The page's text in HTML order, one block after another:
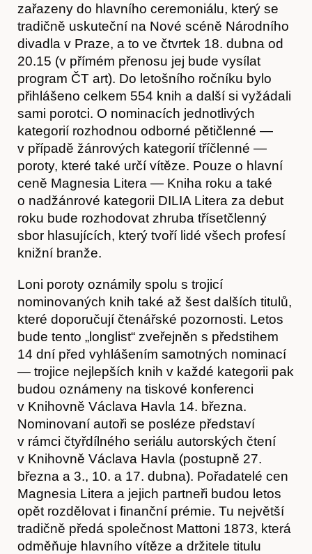
Časopis
Hostcast
zařazeny do hlavního ceremoniálu, který se
tradičně uskuteční na Nové scéně Národního
divadla v Praze, a to ve čtvrtek 18. dubna od
20.15 (v přímém přenosu jej bude vysílat
program ČT art). Do letošního ročníku bylo
přihlášeno celkem 554 knih a další si vyžádali
sami porotci. O nominacích jednotlivých
kategorií rozhodnou odborné pětičlenné —
v případě žánrových kategorií tříčlenné —
poroty, které také určí vítěze. Pouze o hlavní
ceně Magnesia Litera — Kniha roku a také
o nadžánrové kategorii DILIA Litera za debut
roku bude rozhodovat zhruba třísetčlenný
sbor hlasujících, který tvoří lidé všech profesí
knižní branže.
Loni poroty oznámily spolu s trojicí
nominovaných knih také až šest dalších titulů,
které doporučují čtenářské pozornosti. Letos
bude tento „longlist“ zveřejněn s předstihem
14 dní před vyhlášením samotných nominací
— trojice nejlepších knih v každé kategorii pak
budou oznámeny na tiskové konferenci
v Knihovně Václava Havla 14. března.
Nominovaní autoři se posléze představí
v rámci čtyřdílného seriálu autorských čtení
v Knihovně Václava Havla (postupně 27.
března a 3., 10. a 17. dubna). Pořadatelé cen
Magnesia Litera a jejich partneři budou letos
opět rozdělovat i finanční prémie. Tu největší
tradičně předá společnost Mattoni 1873, která
odměňuje hlavního vítěze a držitele titulu